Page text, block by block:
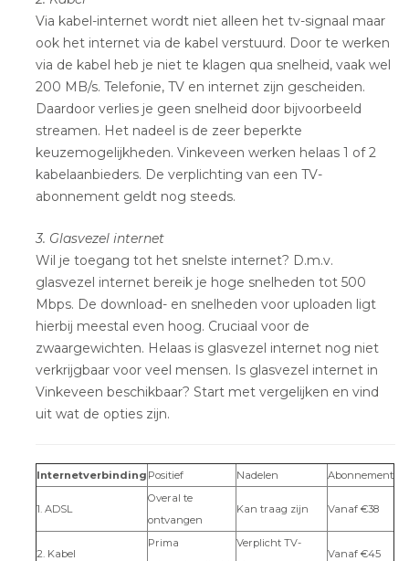
Via kabel-internet wordt niet alleen het tv-signaal maar
ook het internet via de kabel verstuurd. Door te werken
via de kabel heb je niet te klagen qua snelheid, vaak wel
200 MB/s. Telefonie, TV en internet zijn gescheiden.
Daardoor verlies je geen snelheid door bijvoorbeeld
streamen. Het nadeel is de zeer beperkte
keuzemogelijkheden. Vinkeveen werken helaas 1 of 2
kabelaanbieders. De verplichting van een TV-
abonnement geldt nog steeds.
3. Glasvezel internet
Wil je toegang tot het snelste internet? D.m.v.
glasvezel internet bereik je hoge snelheden tot 500
Mbps. De download- en snelheden voor uploaden ligt
hierbij meestal even hoog. Cruciaal voor de
zwaargewichten. Helaas is glasvezel internet nog niet
verkrijgbaar voor veel mensen. Is glasvezel internet in
Vinkeveen beschikbaar? Start met vergelijken en vind
uit wat de opties zijn.
Internetverbinding Positief Nadelen Abonnement
1. ADSL
Overal te
ontvangen
Kan traag zijn Vanaf €38
2. Kabel
Prima
Verplicht TV-
Vanaf €45